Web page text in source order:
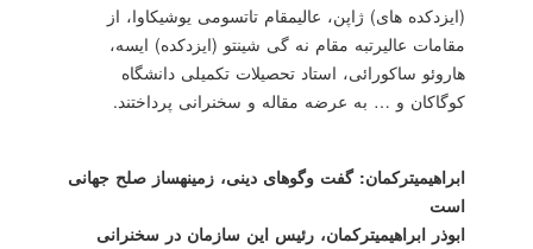
(ایزدكده های) ژاپن، عالی‎مقام تاتسومی یوشیكاوا، از
مقامات عالیرتبه مقام نه گی شینتو (ایزدكده) ایسه،
هاروئو ساكورائی، استاد تحصیلات تكمیلی دانشگاه
كوگاكان و … به عرضه مقاله و سخنرانی پرداختند.
ابراهیمی‎تركمان: گفت وگوهای دینی، زمینه‎ساز صلح جهانی
است
ابوذر ابراهیمی‎تركمان، رئیس این سازمان در سخنرانی